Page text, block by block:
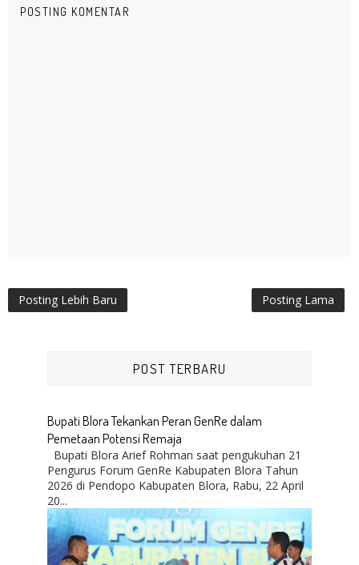
POSTING KOMENTAR
Posting Lebih Baru Posting Lama
POST TERBARU
Bupati Blora Tekankan Peran GenRe dalam
Pemetaan Potensi Remaja
Bupati Blora Arief Rohman saat pengukuhan 21
Pengurus Forum GenRe Kabupaten Blora Tahun
2026 di Pendopo Kabupaten Blora, Rabu, 22 April
20...